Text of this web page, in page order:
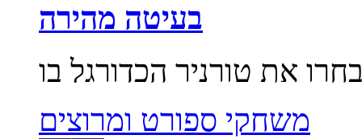
בעיטה מהירה
משחקי ספורט ומרוצים